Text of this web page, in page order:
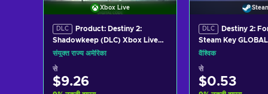
Xbox Live
DLC
Product: Destiny 2:
Shadowkeep (DLC) Xbox Live
Key UNITED STATES
संयुक्त राज्य अमेरिका
से
$9.26
DLC
Destiny 2:
Steam Key GLOBAL
वैश्विक
से
$0.53